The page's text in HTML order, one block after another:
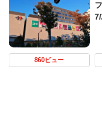
860ビュー